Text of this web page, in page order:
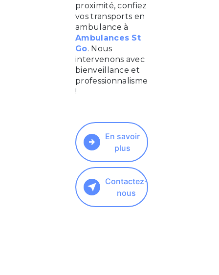
proximité, confiez
vos transports en
ambulance à
Ambulances St
Go. Nous
intervenons avec
bienveillance et
professionnalisme
!
En savoir
plus
Contactez-
nous